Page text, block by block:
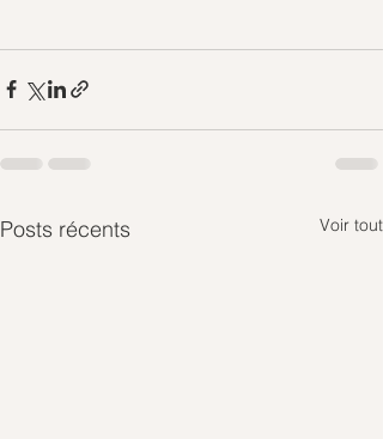
Posts récents Voir tout